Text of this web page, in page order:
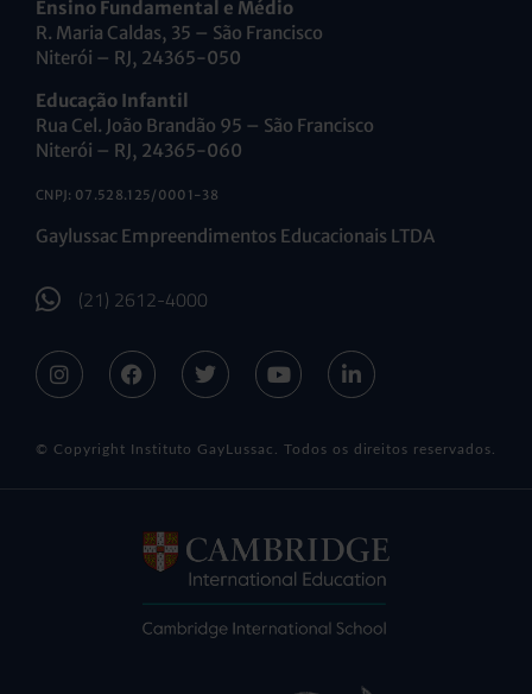
Ensino Fundamental e Médio
R. Maria Caldas, 35 – São Francisco
Niterói – RJ, 24365-050
Educação Infantil
Rua Cel. João Brandão 95 – São Francisco
Niterói – RJ, 24365-060
CNPJ: 07.528.125/0001-38
Gaylussac Empreendimentos Educacionais LTDA
(21) 2612-4000
© Copyright Instituto GayLussac. Todos os direitos reservados.